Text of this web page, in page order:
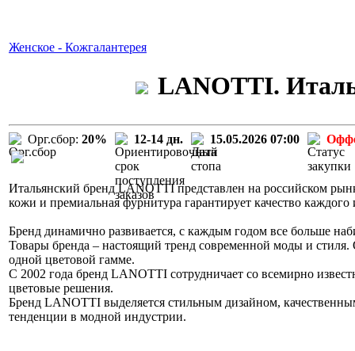
Женское - Кожгалантерея
LANOTTI.
Орг.сбор: 20% 12-14 дн. 15.05.2026 07:00
Итальянский бренд LANOTTI представлен на российском
кожи и премиальная фурнитура гарантирует качество
Бренд динамично развивается, с каждым годом все больше
Товары бренда – настоящий тренд современной моды и
одной цветовой гамме.
С 2002 года бренд LANOTTI сотрудничает со всемирно
цветовые решения.
Бренд LANOTTI выделяется стильным дизайном,
тенденции в модной индустрии.